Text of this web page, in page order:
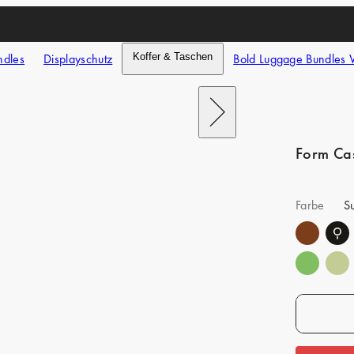
Displayschutz Koffer & Taschen Bold Luggage Bundles
Nach
rechts
schieben
Form
Farbe